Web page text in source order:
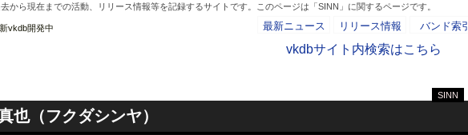
ら現在までの活動、リリース情報等を記録するサイトです。このページは「SINN」に関するページです。
新vkdb開発中 最新ニュース リリース情報 バンド索引
vkdbサイト内検索はこちら
SINN
也（フクダシンヤ）